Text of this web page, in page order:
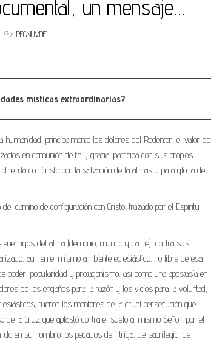
un mensaje…
Por REGNUMDEI
místicas extraordinarias?
principalmente los dolores del Redentor, el valor de
en comunión de fe y gracia, participa con sus propios
con Cristo por la salvación de la almas y para gloria de
camino de configuración con Cristo, trazado por el Espíritu
del alma (demonio, mundo y carne), contra sus
aun en el mismo ambiente eclesiástico, no libre de esa
poder, popularidad y protagonismo, así como una apostasía en
de los engaños para la razón y los vicios para la voluntad,
fueron los mentores de la cruel persecución que
de la Cruz que aplastó contra el suelo al mismo Señor, por el
en su hombro los pecados de intriga, de sacrilegio, de